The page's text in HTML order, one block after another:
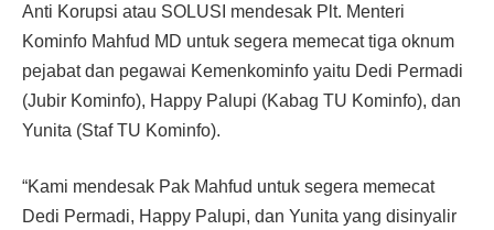
Anti Korupsi atau SOLUSI mendesak Plt. Menteri
Kominfo Mahfud MD untuk segera memecat tiga oknum
pejabat dan pegawai Kemenkominfo yaitu Dedi Permadi
(Jubir Kominfo), Happy Palupi (Kabag TU Kominfo), dan
Yunita (Staf TU Kominfo).
“Kami mendesak Pak Mahfud untuk segera memecat
Dedi Permadi, Happy Palupi, dan Yunita yang disinyalir